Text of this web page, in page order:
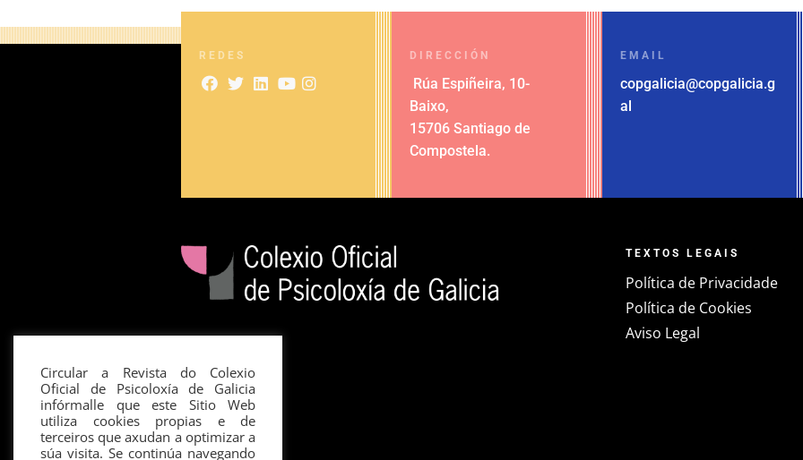
REDES DIRECCIÓN
Rúa Espiñeira, 10-
Baixo,
15706 Santiago de
Compostela.
EMAIL
copgalicia@copgalicia.g
al
TEXTOS LEGAIS
Política de Privacidade
Política de Cookies
Aviso Legal
Circular a Revista do Colexio
Oficial de Psicoloxía de Galicia
infórmalle que este Sitio Web
utiliza cookies propias e de
terceiros que axudan a optimizar a
súa visita. Se continúa navegando